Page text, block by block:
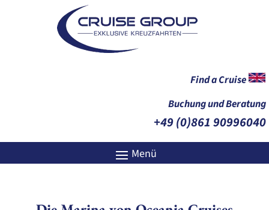
Find a Cruise
Buchung und Beratung
+49 (0)861 90996040